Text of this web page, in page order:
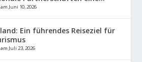
Juni 10, 2026
Ein führendes Reiseziel für
Juli 23, 2026